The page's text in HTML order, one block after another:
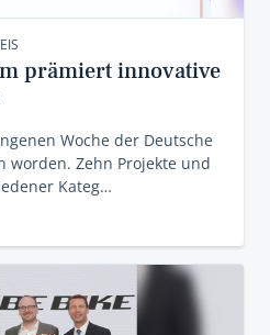
prämiert innovative
Woche der Deutsche
worden. Zehn Projekte und
Kateg…